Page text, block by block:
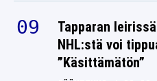
Tapparan
NHL:stä voi
”Käsittämätön”